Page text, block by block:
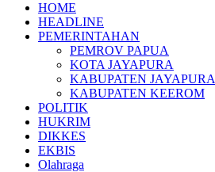
HOME
HEADLINE
PEMERINTAHAN
PEMROV PAPUA
KOTA JAYAPURA
KABUPATEN JAYAPURA
KABUPATEN KEEROM
POLITIK
HUKRIM
DIKKES
EKBIS
Olahraga